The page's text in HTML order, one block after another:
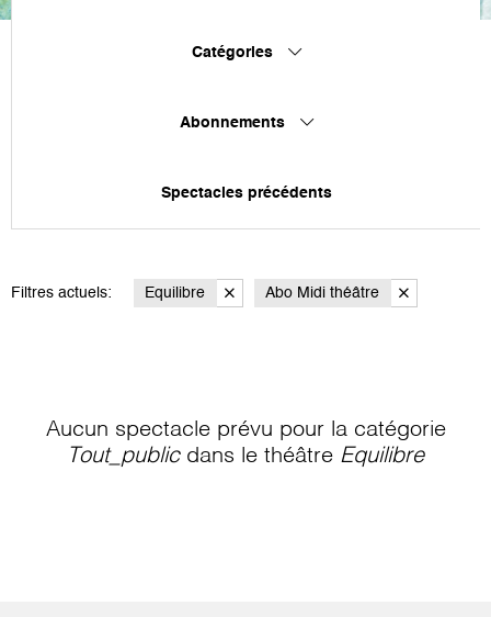
Catégories
Abonnements
Spectacles précédents
Filtres actuels: Equilibre Abo Midi théâtre
Aucun spectacle prévu pour la catégorie
Tout_publicdans le théâtre Equilibre